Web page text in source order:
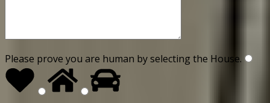
Please prove you are human by selecting the House.